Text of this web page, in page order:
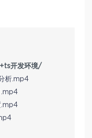
开发环境/
析.mp4
.mp4
.mp4